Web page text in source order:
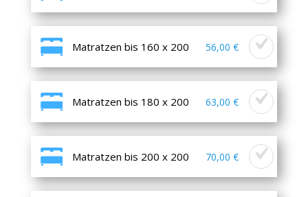
Matratzen bis 160 x 200 56,00 €
Matratzen bis 180 x 200 63,00 €
Matratzen bis 200 x 200 70,00 €